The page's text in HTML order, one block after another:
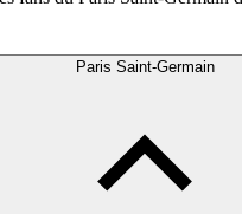
Paris Saint-Germain